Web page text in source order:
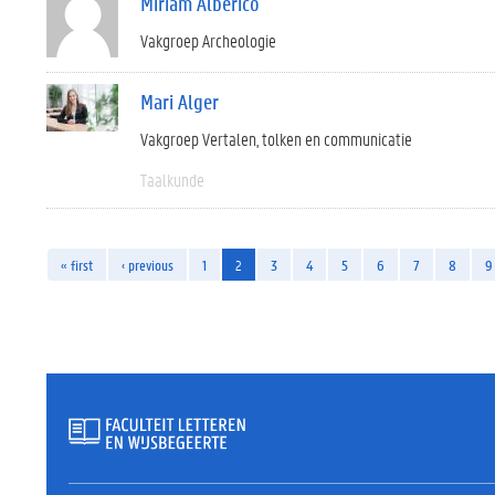
Vakgroep Archeologie
Mari Alger
Vakgroep Vertalen, tolken en communicatie
Taalkunde
« first ‹ previous 1 2 3 4 5 6 7 8 9